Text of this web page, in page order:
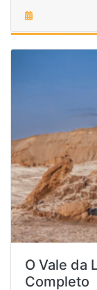
O Vale da
Completo